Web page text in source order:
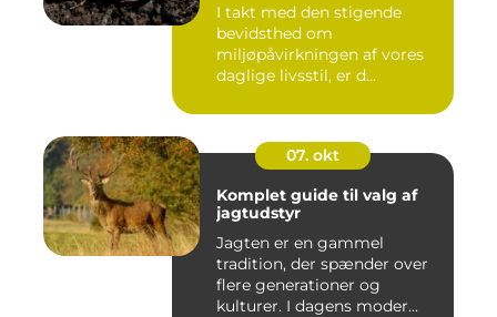
I takt med den stigende
bevidsthed om
miljøpåvirkningen af vores
daglige livsstil, er d...
07. okt
Komplet guide til valg af
jagtudstyr
Jagten er en gammel
tradition, der spænder over
flere generationer og
kulturer. I dagens moder...